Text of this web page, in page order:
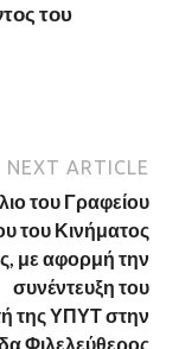
του
NEXT ARTICLE
του Γραφείου
του Κινήματος
με αφορμή την
συνέντευξη του
της ΥΠΥΤ στην
Φιλελεύθερος